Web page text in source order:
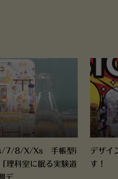
7/8/X/Xs 手帳型i
理科室に眠る実験道
デ...
デザイ
す！